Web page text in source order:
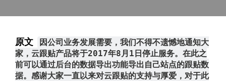
原文
因公司业务发展需要，我们不得不遗憾地通知大
家，云跟贴产品将于2017年8月1日停止服务。在此之
前可以通过后台的数据导出功能导出自己站点的跟贴数
据。感谢大家一直以来对云跟贴的支持与厚爱，对于此